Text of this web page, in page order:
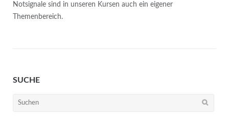
Notsignale sind in unseren Kursen auch ein eigener
Themenbereich.
SUCHE
Suchen